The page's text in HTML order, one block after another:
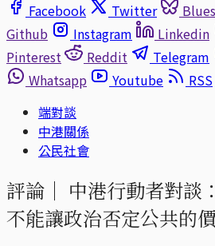
Facebook
Twitter
Github
Instagram Linkedin
Pinterest
Reddit Telegram
Whatsapp
Youtube
RSS
端對談
中港關係
公民社會
評論｜ 中港行動者對談
不能讓政治否定公共的